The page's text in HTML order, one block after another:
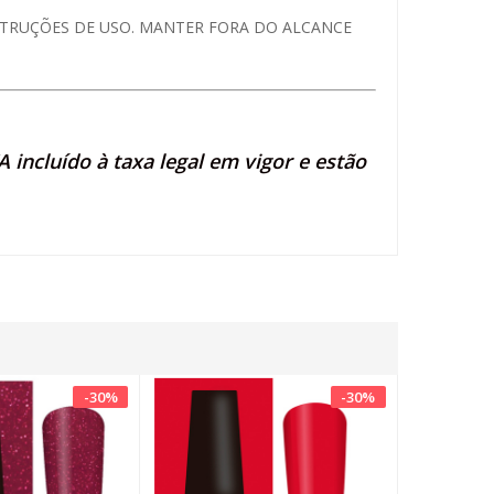
DE USO. MANTER FORA DO ALCANCE
incluído à taxa legal em vigor e estão
-30% -30%